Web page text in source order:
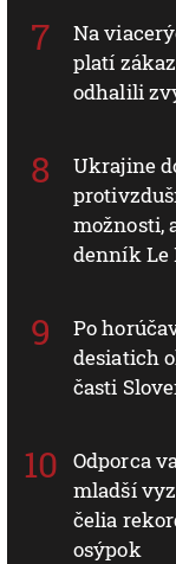
Na
platí
odhalili
Ukrajine
možnosti,
denník Le
Po
desiatich
časti
Odporca
mladší
čelia
osýpok